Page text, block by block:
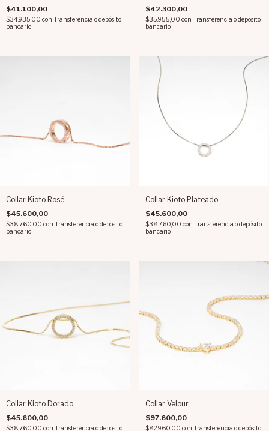
$41.100,00
$34.935,00 con Transferencia o depósito
bancario
$42.300,00
$35.955,00 con Transferencia o depósito
bancario
Collar Kioto Rosé
$45.600,00
$38.760,00 con Transferencia o depósito
bancario
Collar Kioto Plateado
$45.600,00
$38.760,00 con Transferencia o depósito
bancario
Collar Kioto Dorado
$45.600,00
$38.760,00 con Transferencia o depósito
Collar Velour
$97.600,00
$82.960,00 con Transferencia o depósito